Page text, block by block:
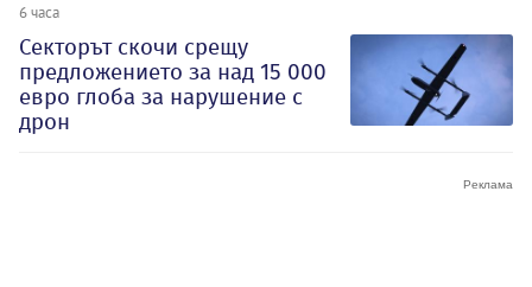
6 часа
Секторът скочи срещу
предложението за над 15 000
евро глоба за нарушение с
дрон